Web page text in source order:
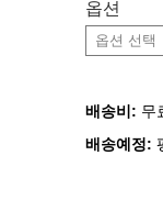
옵션
배송비: 무
배송예정: